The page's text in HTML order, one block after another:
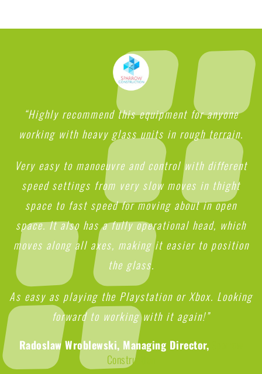
“Highly recommend this equipment for anyone
working with heavy glass units in rough terrain.
Very easy to manoeuvre and control with different
speed settings from very slow moves in thight
space to fast speed for moving about in open
space. It also has a fully operational head, which
moves along all axes, making it easier to position
the glass.
As easy as playing the Playstation or Xbox. Looking
forward to working with it again!”
Radoslaw Wroblewski, Managing Director,
Construction